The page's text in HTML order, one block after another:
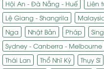
Hội An - Đà Nẵng - Huế
Liên
Lệ Giang - Shangrila
Nga
Nhật Bản Pháp
Sydney - Canberra - Melbourne
Thái Lan
Thổ Nhĩ Kỳ Thụy Sĩ